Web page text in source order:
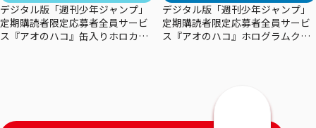
デジタル版「週刊少年ジャンプ」
定期購読者限定応募者全員サービ
ス『アオのハコ』缶入りホロカー
デジタル版「週刊少年ジャンプ」
定期購読者限定応募者全員サービ
ス『アオのハコ』ホログラムクリ